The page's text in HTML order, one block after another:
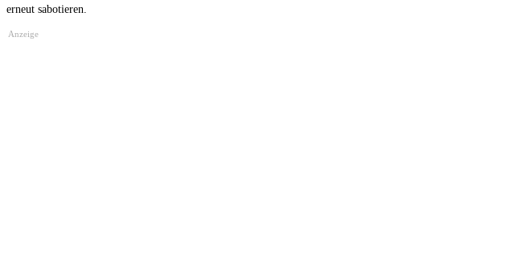
erneut sabotieren.
Anzeige